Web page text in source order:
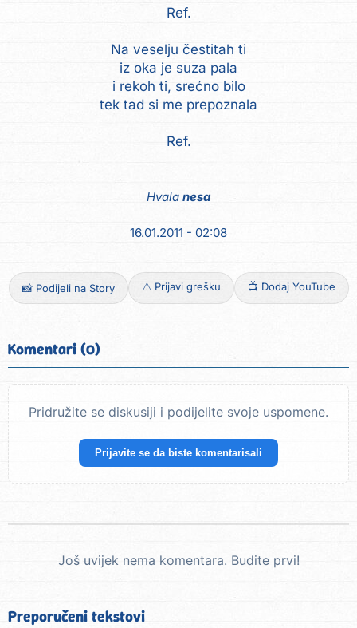
Ref.
Na veselju čestitah ti
iz oka je suza pala
i rekoh ti, srećno bilo
tek tad si me prepoznala
Hvala nesa
16.01.2011 - 02:08
📸 Podijeli na Story ⚠️ Prijavi grešku 📺 Dodaj YouTube
Komentari (0)
Pridružite se diskusiji i podijelite svoje uspomene.
Prijavite se da biste komentarisali
Još uvijek nema komentara. Budite prvi!
Preporučeni tekstovi